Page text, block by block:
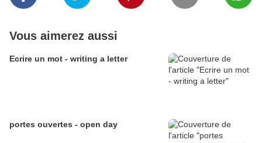
Vous aimerez aussi
Ecrire un mot - writing a letter
portes ouvertes - open day